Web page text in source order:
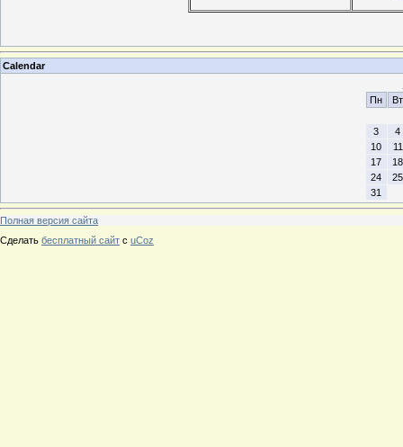
Calendar
Пн
Вт
3
4
10
11
17
18
24
25
31
Полная версия сайта
Сделать бесплатный сайт с uCoz